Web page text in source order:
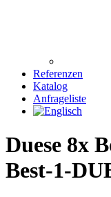
Referenzen
Katalog
Anfrageliste
Duese 8x
Best-1-